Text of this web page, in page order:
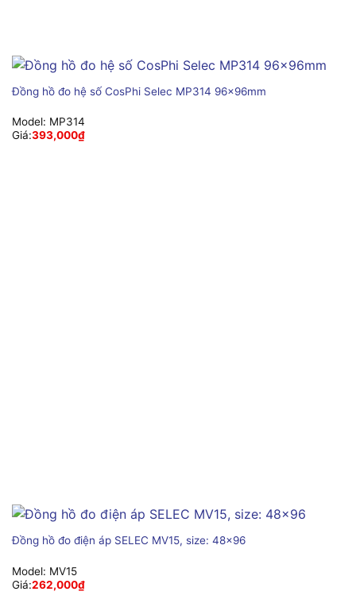
Đồng hồ đo hệ số CosPhi Selec MP314 96x96mm
Model: MP314
Giá:393,000₫
Đồng hồ đo điện áp SELEC MV15, size: 48×96
Model: MV15
Giá:262,000₫